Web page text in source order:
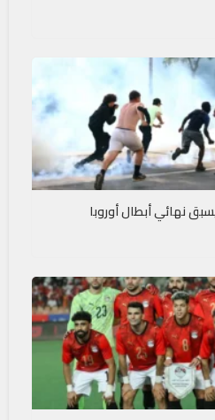
نهائي أبطال أوروبا